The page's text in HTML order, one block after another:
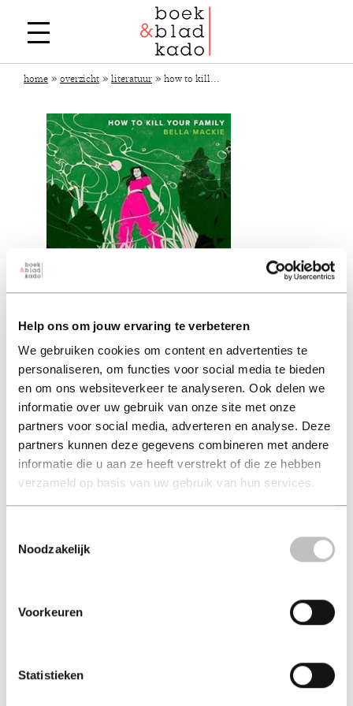
Help ons om jouw ervaring te verbeteren
We gebruiken cookies om content en advertenties te
personaliseren, om functies voor social media te bieden
en om ons websiteverkeer te analyseren. Ook delen we
informatie over uw gebruik van onze site met onze
partners voor social media, adverteren en analyse. Deze
partners kunnen deze gegevens combineren met andere
informatie die u aan ze heeft verstrekt of die ze hebben
verzameld op basis van uw gebruik van hun services.
Noodzakelijk
Voorkeuren
Statistieken
home » overzicht » literatuur » how to kill...
How to Kill Your Family
mackie, bella (auteur) | bella mackie (auteur)
Tijdelijk niet beschikbaar.
AUTHORTHE #1 SUNDAY TIMES BESTSELLER'I loved
this book' RICHARD OSMAN'An antiheroine able to best